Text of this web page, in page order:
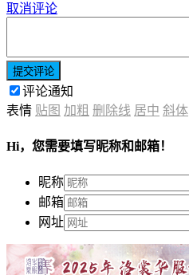
取消评论
提交评论
评论通知
表情 贴图 加粗 删除线 居中 斜体
Hi，您需要填写昵称和邮箱！
昵称
邮箱
网址